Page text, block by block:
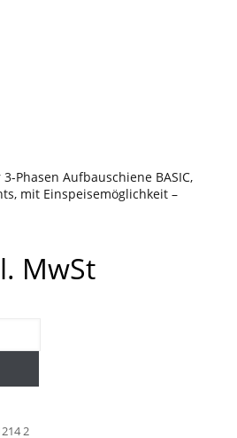
Phasen Aufbauschiene BASIC,
mit Einspeisemöglichkeit –
MwSt
2